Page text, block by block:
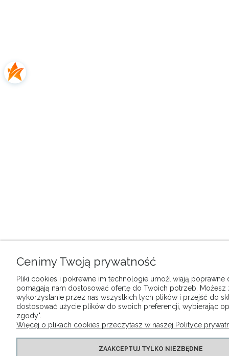
Cenimy Twoją prywatność
Pliki cookies i pokrewne im technologie umożliwiają poprawne
pomagają nam dostosować ofertę do Twoich potrzeb. Możesz
wykorzystanie przez nas wszystkich tych plików i przejść do
dostosować użycie plików do swoich preferencji, wybierając
zgody".
Więcej o plikach cookies przeczytasz w naszej Polityce
ZAAKCEPTUJ TYLKO NIEZBĘDNE